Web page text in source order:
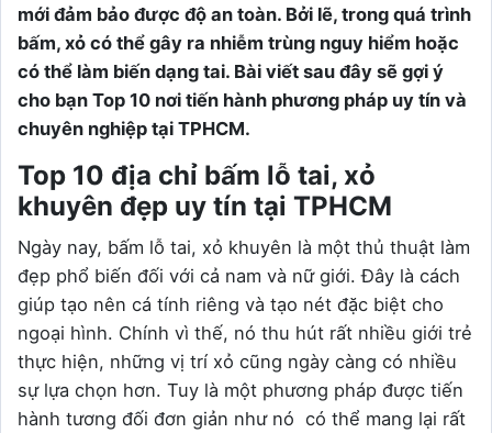
mới đảm bảo được độ an toàn. Bởi lẽ, trong quá trình
bấm, xỏ có thể gây ra nhiễm trùng nguy hiểm hoặc
có thể làm biến dạng tai. Bài viết sau đây sẽ gợi ý
cho bạn Top 10 nơi tiến hành phương pháp uy tín và
chuyên nghiệp tại TPHCM.
Top 10 địa chỉ bấm lỗ tai, xỏ
khuyên đẹp uy tín tại TPHCM
Ngày nay, bấm lỗ tai, xỏ khuyên là một thủ thuật làm
đẹp phổ biến đối với cả nam và nữ giới. Đây là cách
giúp tạo nên cá tính riêng và tạo nét đặc biệt cho
ngoại hình. Chính vì thế, nó thu hút rất nhiều giới trẻ
thực hiện, những vị trí xỏ cũng ngày càng có nhiều
sự lựa chọn hơn. Tuy là một phương pháp được tiến
hành tương đối đơn giản như nó có thể mang lại rất